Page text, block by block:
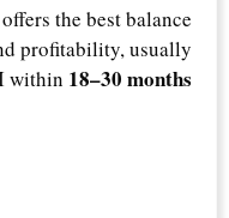
the best balance
profitability, usually
within18–30 months